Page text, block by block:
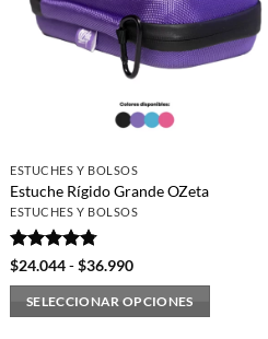
ESTUCHES Y BOLSOS
Estuche Rígido Grande OZeta
ESTUCHES Y BOLSOS
Valorado
de 5
$24.044-$36.990Rango
precios:
desde
SELECCIONAR OPCIONES